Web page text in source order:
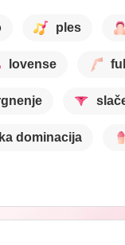
ples
lovense
dominacija